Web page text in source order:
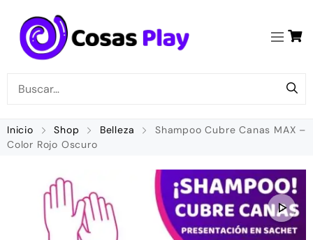
Inicio Shop Belleza
Shampoo Cubre Canas MAX –
Color Rojo Oscuro